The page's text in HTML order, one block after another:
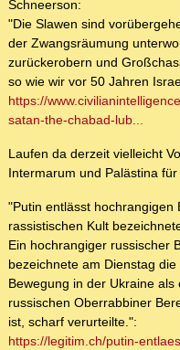
Schneerson:
"Die Slawen sind
der Zwangsräumung
zurückerobern und
so wie wir vor 50 Jahren
https://
satan-the-chabad-lub...
Laufen da derzeit vielleicht
Intermarum und Palästina
"Putin entlässt hochrangigen
rassistischen Kult
Ein hochrangiger russischer
bezeichnete am Dienstag
Bewegung in der Ukraine
russischen Oberrabbiner
ist, scharf verurteilte.":
https://legitim.ch/putin-